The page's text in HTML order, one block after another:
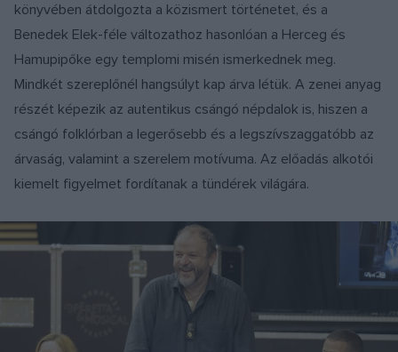
könyvében átdolgozta a közismert történetet, és a
Benedek Elek-féle változathoz hasonlóan a Herceg és
Hamupipőke egy templomi misén ismerkednek meg.
Mindkét szereplőnél hangsúlyt kap árva létük. A zenei anyag
részét képezik az autentikus csángó népdalok is, hiszen a
csángó folklórban a legerősebb és a legszívszaggatóbb az
árvaság, valamint a szerelem motívuma. Az előadás alkotói
kiemelt figyelmet fordítanak a tündérek világára.